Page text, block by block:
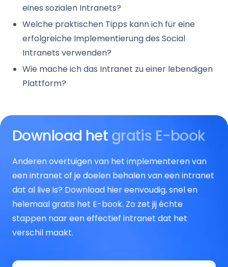
eines sozialen Intranets?
Welche praktischen Tipps kann ich für eine
erfolgreiche Implementierung des Social
Intranets verwenden?
Wie mache ich das Intranet zu einer lebendigen
Plattform?
Download het gratis E-book
Anderen overtuigen van het implementeren van
een intranet of je doelen behalen van een intranet
dat al live is? Download hier eenvoudig, snel en
helemaal gratis het E-book. Zo zet jij échte
stappen naar een effectief intranet dat het
verschil maakt.